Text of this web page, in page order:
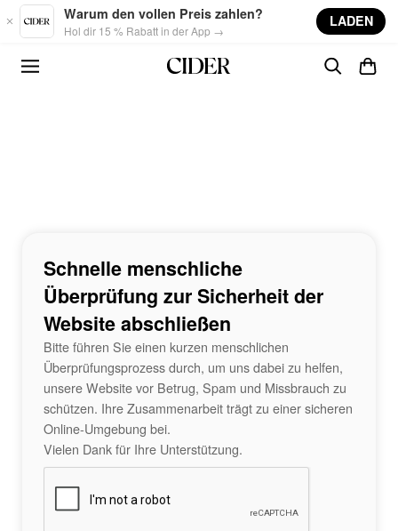
Skip to main content
Warum den vollen Preis zahlen?
Hol dir 15 % Rabatt in der App →
LADEN
Schnelle menschliche
Überprüfung zur Sicherheit der
Website abschließen
Bitte führen Sie einen kurzen menschlichen
Überprüfungsprozess durch, um uns dabei zu helfen,
unsere Website vor Betrug, Spam und Missbrauch zu
schützen. Ihre Zusammenarbeit trägt zu einer sicheren
Online-Umgebung bei.
Vielen Dank für Ihre Unterstützung.